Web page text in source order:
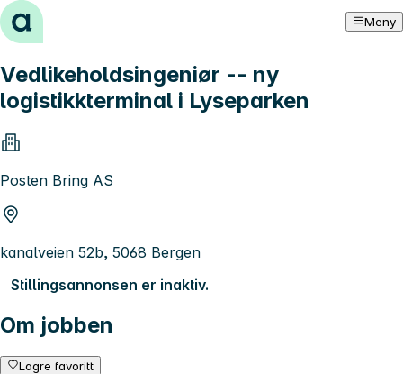
Hopp til innhold Meny
Vedlikeholdsingeniør -- ny
logistikkterminal i Lyseparken
Posten Bring AS
kanalveien 52b, 5068 Bergen
Stillingsannonsen er inaktiv.
Om jobben
Lagre favoritt